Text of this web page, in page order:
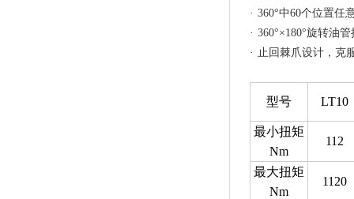
· 360°中60个位置任
· 360°×180°旋转油
· 止回棘爪设计，克
型号 LT10
最小扭矩
Nm
112
最大扭矩
Nm
1120